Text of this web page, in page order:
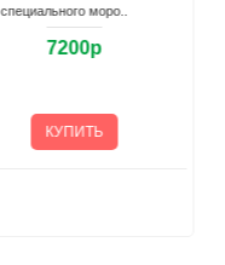
композиции
спец..
КУПИТЬ